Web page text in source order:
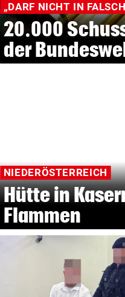
„DARF NICHT IN
20.000
der
NIEDERÖSTERREICH
Hütte in
Flammen